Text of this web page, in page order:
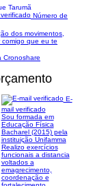
Tarumã
Número de
dos movimentos,
que eu te
Cronoshare
E-
mail verificado
Sou formada em
Educação Física
Bacharel (2015) pela
instituição Unifamma
Realizo exercícios
funcionais a distancia
voltados a
emagrecimento,
coordenação e